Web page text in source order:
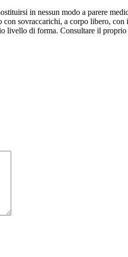
in nessun modo a parere
sovraccarichi, a corpo libero,
livello di forma. Consultare il